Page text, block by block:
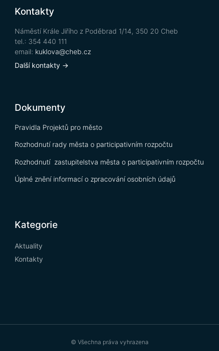
Kontakty
Náměstí Krále Jiřího z Poděbrad 1/14, 350 20 Cheb
tel.: 354 440 111
email: kuklova@cheb.cz
Další kontakty →
Dokumenty
Pravidla Projektů pro město
Rozhodnutí rady města o participativním rozpočtu
Rozhodnutí zastupitelstva města o participativním rozpočtu
Úplné znění informací o zpracování osobních údajů
Kategorie
Aktuality
Kontakty
© Všechna práva vyhrazena